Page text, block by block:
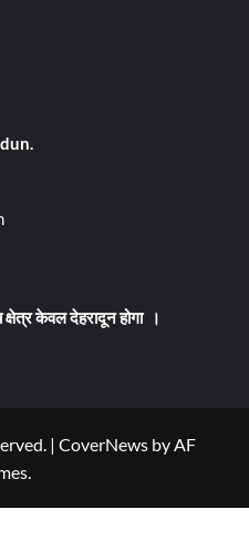
क्षेत्र केवल देहरादून होगा ।
| CoverNews by AF